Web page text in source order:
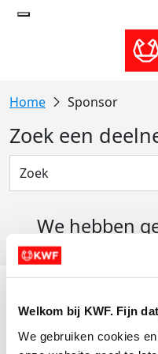
Welkom bij KWF. Fijn
We gebruiken cookies
Sponsor
Zoek een
We hebben
Actiematerialen
Evenementen